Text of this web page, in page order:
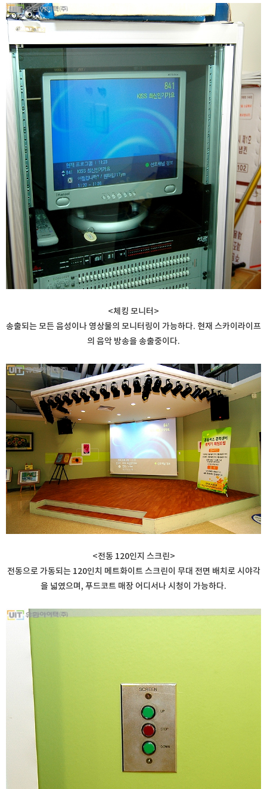
<체킹 모니터>
송출되는 모든 음성이나 영상물의 모니터링이 가능하다. 현재 스카이라이프
의 음악 방송을 송출중이다.
<전동 120인지 스크린>
전동으로 가동되는 120인치 메트화이트 스크린이 무대 전면 배치로 시야각
을 넓였으며, 푸드코트 매장 어디서나 시청이 가능하다.